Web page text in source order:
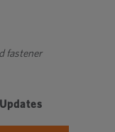
fastener